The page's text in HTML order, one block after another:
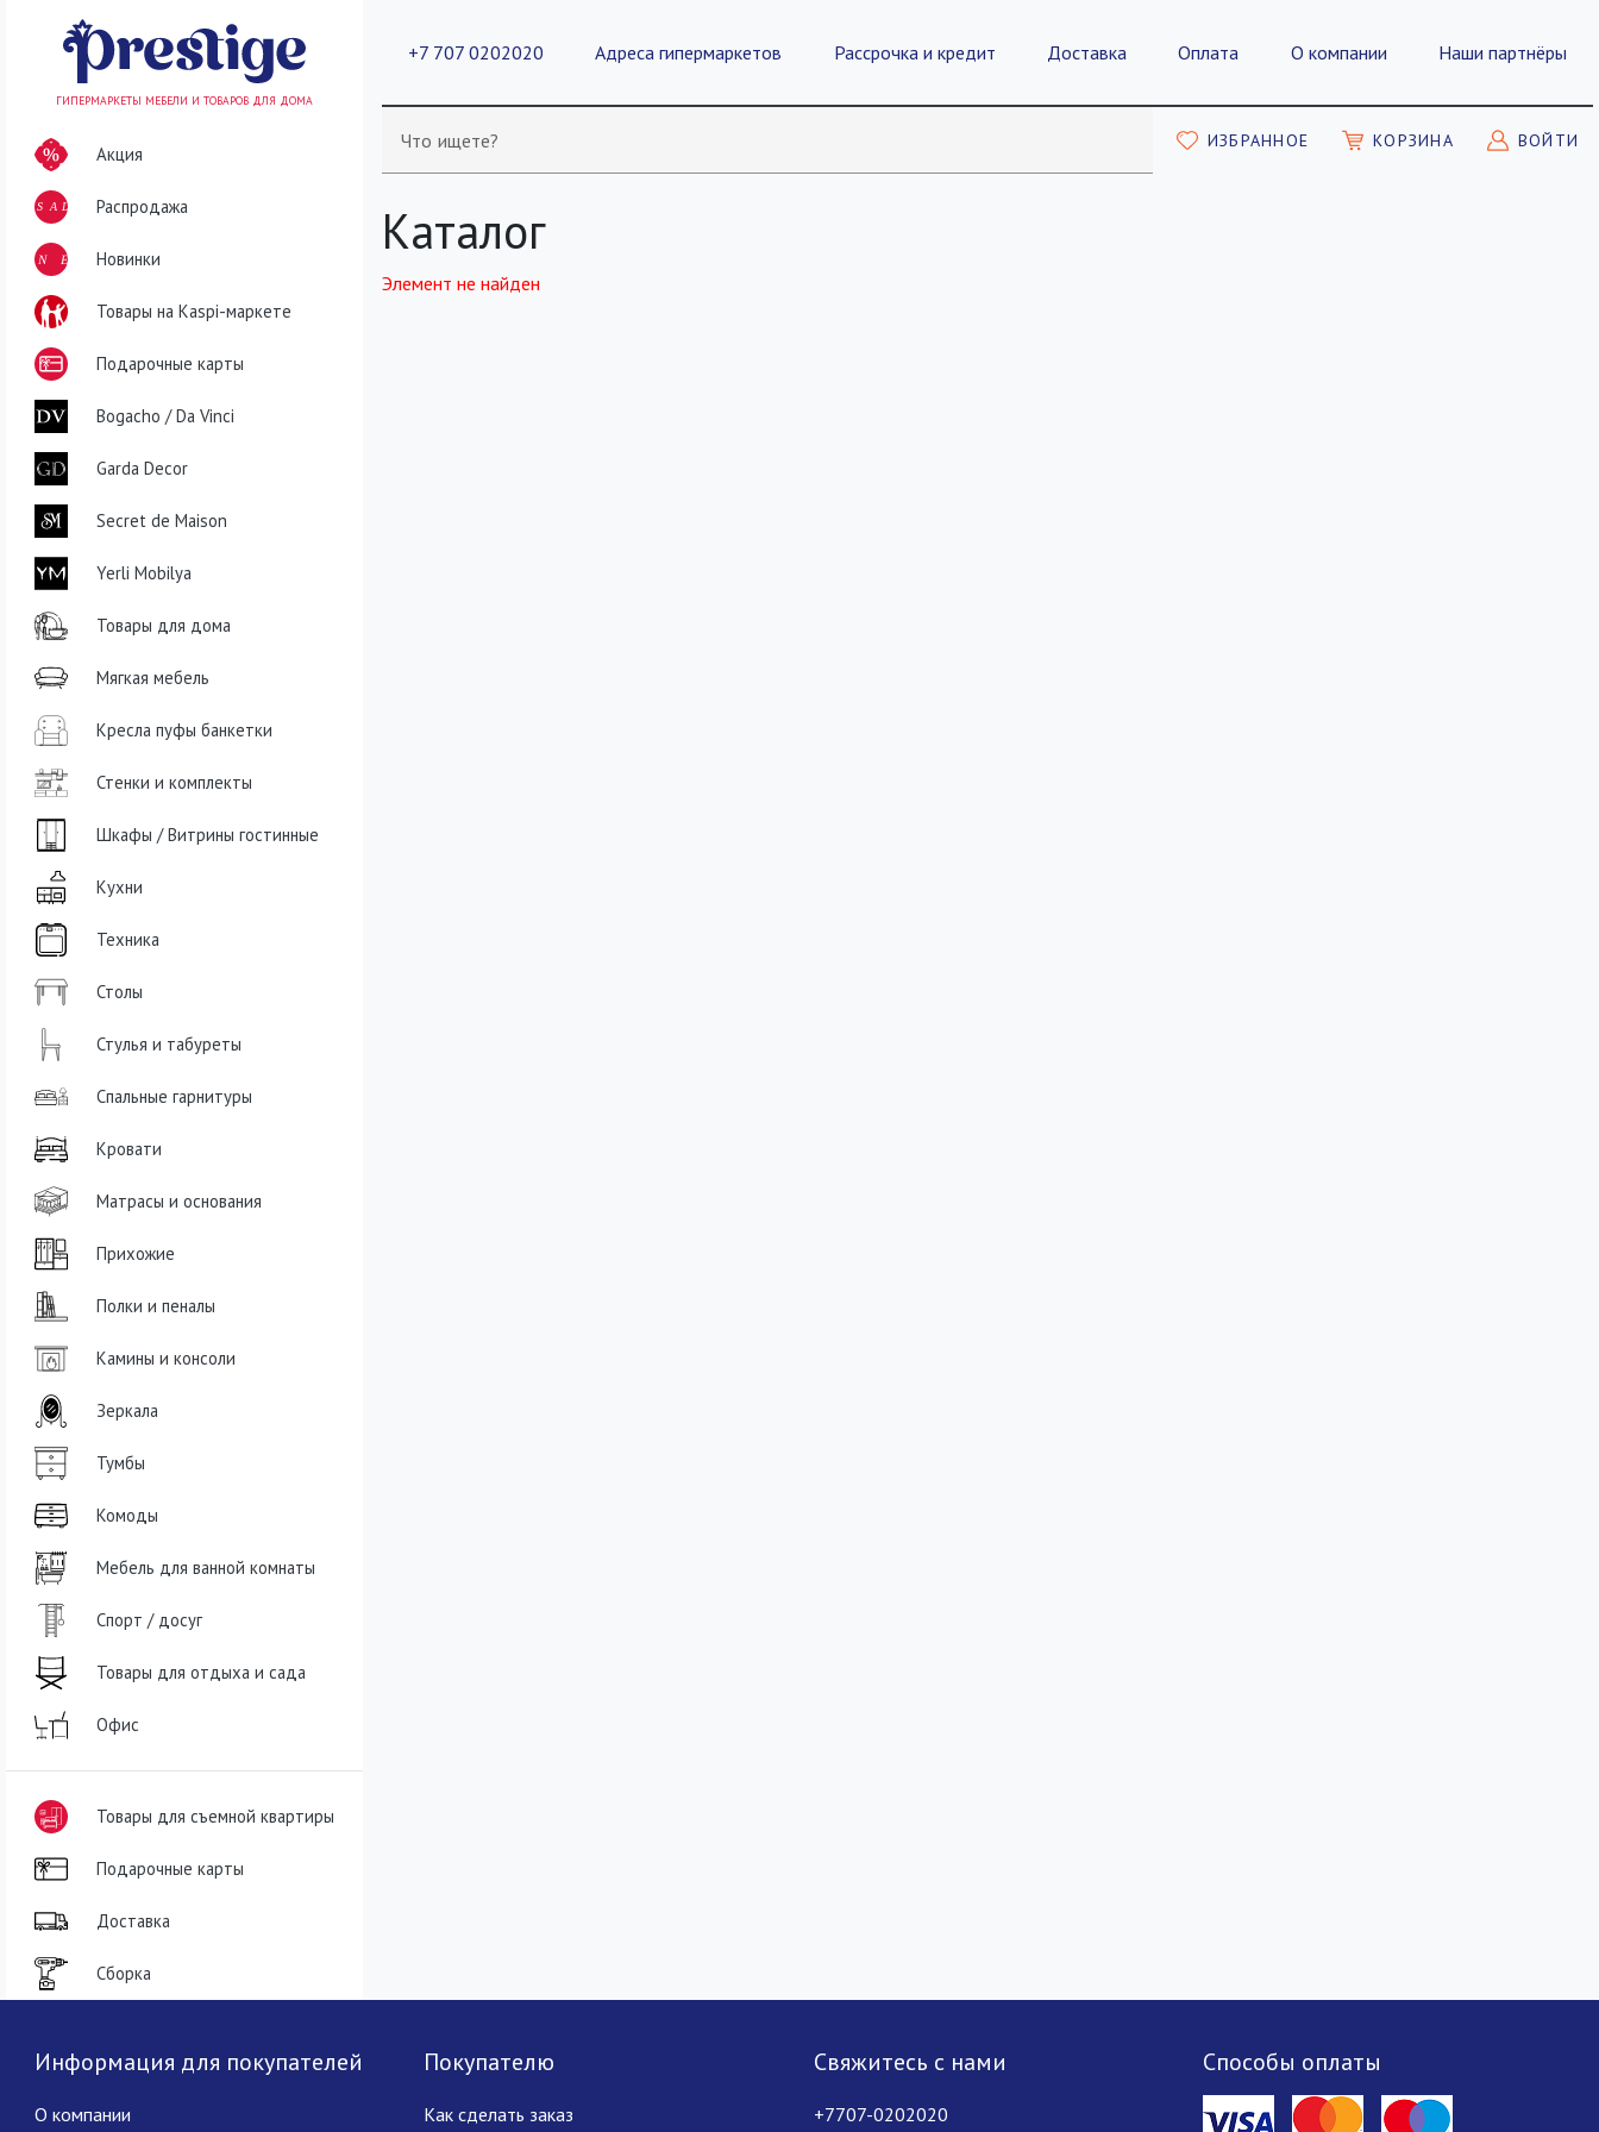
+7 707 0202020 Адреса гипермаркетов Рассрочка и кредит Доставка Оплата О компании Наши партнёры
Что ищете? ИЗБРАННОЕ КОРЗИНА ВОЙТИ
ГИПЕРМАРКЕТЫ МЕБЕЛИ И ТОВАРОВ ДЛЯ ДОМА
Акция
SALE Распродажа
NEWНовинки
Товары на Kaspi-маркете
Подарочные карты
Bogacho / Da Vinci
Garda Decor
Secret de Maison
Yerli Mobilya
Товары для дома
Мягкая мебель
Кресла пуфы банкетки
Стенки и комплекты
Шкафы / Витрины гостинные
Кухни
Техника
Столы
Стулья и табуреты
Спальные гарнитуры
Кровати
Матрасы и основания
Прихожие
Полки и пеналы
Камины и консоли
Зеркала
Тумбы
Комоды
Мебель для ванной комнаты
Спорт / досуг
Товары для отдыха и сада
Офис
Товары для съемной квартиры
Подарочные карты
Доставка
Сборка
Каталог
Элемент не найден
Информация для покупателей
О компании
Покупателю
Как сделать заказ
Свяжитесь с нами
+7707-0202020
Способы оплаты